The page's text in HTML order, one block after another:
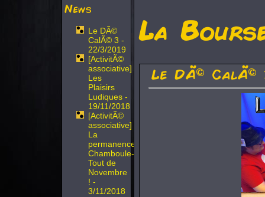
News
Le DÃ©
CalÃ© 3 -
22/3/2019
[ActivitÃ©
associative]
Les
Plaisirs
Ludiques -
19/11/2018
[ActivitÃ©
associative]
La
permanence
Chamboule-
Tout de
Novembre
! -
3/11/2018
La
Le DÃ© CalÃ©